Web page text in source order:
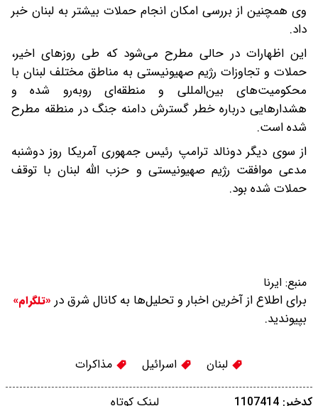
وی همچنین از بررسی امکان انجام حملات بیشتر به لبنان خبر
داد.
این اظهارات در حالی مطرح می‌شود که طی روزهای اخیر،
حملات و تجاوزات رژیم صهیونیستی به مناطق مختلف لبنان با
محکومیت‌های بین‌المللی و منطقه‌ای روبه‌رو شده و
هشدارهایی درباره خطر گسترش دامنه جنگ در منطقه مطرح
شده است.
از سوی دیگر دونالد ترامپ رئیس جمهوری آمریکا روز دوشنبه
مدعی موافقت رژیم صهیونیستی و حزب الله لبنان با توقف
حملات شده بود.
منبع: ایرنا
برای اطلاع از آخرین اخبار و تحلیل‌ها به کانال شرق در «تلگرام»
بپیوندید.
لبنان اسرائیل مذاکرات
لینک کوتاه کدخبر: 1107414